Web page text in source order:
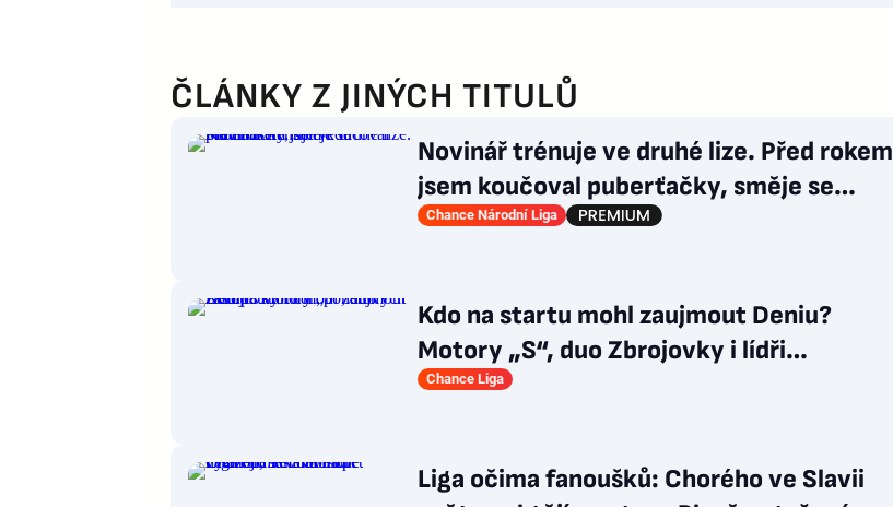
ČLÁNKY Z JINÝCH TITULŮ
Novinář trénuje ve druhé lize. Před rokem
jsem koučoval puberťačky, směje se
Mathauser
Chance Národní Liga
Kdo na startu mohl zaujmout Deniu?
Motory „S“, duo Zbrojovky i lídři
pohárových zástupců
Chance Liga
Liga očima fanoušků: Chorého ve Slavii